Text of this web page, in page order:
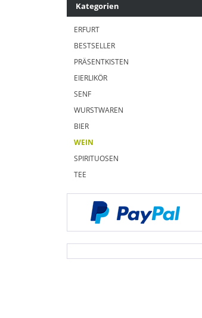
Kategorien
ERFURT
BESTSELLER
PRÄSENTKISTEN
EIERLIKÖR
SENF
WURSTWAREN
BIER
WEIN
SPIRITUOSEN
TEE